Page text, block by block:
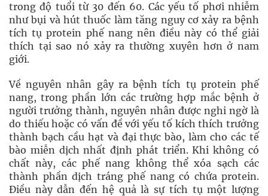
trong độ tuổi từ 30 đến 60. Các yếu tố phơi nhiễm
như bụi và hút thuốc làm tăng nguy cơ xảy ra bệnh
tích tụ protein phế nang nên điều này có thể giải
thích tại sao nó xảy ra thường xuyên hơn ở nam
giới.
Về nguyên nhân gây ra bệnh tích tụ protein phế
nang, trong phần lớn các trường hợp mắc bệnh ở
người trưởng thành, nguyên nhân được nghi ngờ là
do thiếu hoặc có vấn đề với yếu tố kích thích trưởng
thành bạch cầu hạt và đại thực bào, làm cho các tế
bào miễn dịch nhất định phát triển. Khi không có
chất này, các phế nang không thể xóa sạch các
thành phần dịch tráng phế nang có chứa protein.
Điều này dẫn đến hệ quả là sự tích tụ một lượng